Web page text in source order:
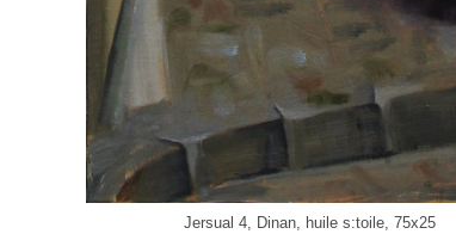
Jersual 4, Dinan, huile s:toile, 75x25